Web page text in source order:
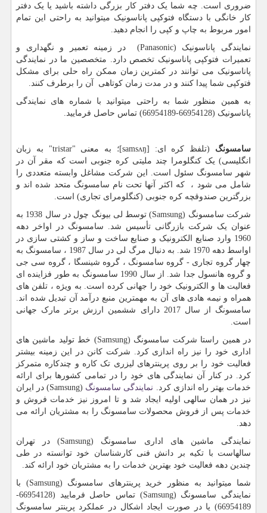
ضروری است. چه شما یک دفتر کار بزرگی داشته باشید یا یک دفتر
کار خانگی با دستگاه فتوکپی پاناسونیک میتوانید به راحتی این تمام
امور مربوط به چاپ و کپی را انجام دهید.
نمایندگی پاناسونیک Panasonic)) در زمینه تعمیر و نگهداری و
تعمیرات فتوکپی پاناسونیک تخصص دارد. متخصصین ما در نمایندگی
پاناسونیک می توانند در کمترین زمان ممکن راه حلی برای مشکل
فتوکپی شما پیدا کنند و در مدت زمان کوتاهی آن را برطرف کنند.
به همین منظور شما به راحتی میتوانید با شماره های نمایندگی
پاناسونیک (66954128-66954189) تماس حاصل فرمایید.
سامسونگ (تلفظ کره ای: [samsʌŋ]؛ به معنی "tristar" به زبان
انگلیسی) یک کنگلومرا چند ملیتی کره جنوبی است که مقر آن در
شهر سامسونگ سئول است. این شرکت مشاغل وابسته متعددی را
شامل می شود ، که اکثر آنها تحت نام سامسونگ متحد شده اند و
بزرگترین صندوقچه کره جنوبی (کنگلومرای تجاری) است.
شرکت سامسونگ (Samsung
) توسط لی بیونگ چول در سال 1938 به
عنوان یک شرکت بازرگانی تأسیس شد. سامسونگ در اواخر دهه
1960 وارد صنایع الکترونیک و صنایع ساخت و ساز و کشتی سازی در
اواسط دهه 1970 شد. به دنبال مرگ لی در سال 1987 ، سامسونگ به
چهار گروه تجاری - گروه سامسونگ ، گروه شینسگا ، گروه سی جی
و گروه هانسول جدا شد. از سال 1990 سامسونگ به طور فزاینده ای
فعالیت ها و الکترونیک خود را جهانی کرده است. به ویژه ، تلفن های
همراه و نیمه هادی های آن به مهمترین منبع درآمد آن تبدیل شده اند.
سامسونگ از سال 2017 دارای ششمین ارزش برتر مارک جهانی
است.
در همین راستا شرکت سامسونگ (Samsung) خط تولید ماشین های
اداری خود را نیز راه اندازی کرد. شرکت کانن در این زمینه بیشتر
فعالیت خود را بر روی پرینترهای لیزری تک کاره و چندکاره متمرکز
کرد. در کنار آن نمایندگی های خود را در تمامی کشورها برای ارائه
خدمات بهتر راه اندازی کرد. نمایندگی سامسونگ (
Samsung) در ایران
نیز در همان سالهی اولیه ایجاد شد و تا امروز نیز خدمات فروش و
خدمات پس از فروش محصولات سامسونگ را به مشتریان ارائه می
دهد.
نمایندگی ماشین های اداری سامسونگ (Samsung) در تهران
سالهاست با تکیه بر دانش فنی کارشناسان خود توانسته در طی
چندین دهه فعالیت خود بهترین خدمات را به مشتریان خود ارائه کند.
شما میتوانید به منظور خرید پرینترهای سامسونگ (Samsung) با
نمایندگی سامسونگ (Samsung) تماس حاصل فرمایید (66954128-
66954189) یا در صورت ایجاد اشکال در عملکرد پرینتر سامسونگ